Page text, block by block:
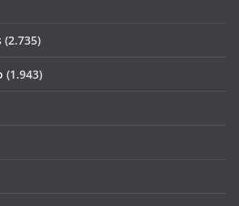
(2.735)
(1.943)